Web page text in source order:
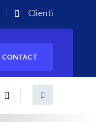
Clienti
CONTACT